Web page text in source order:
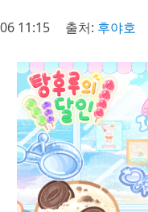
11:15 출처: 후야호